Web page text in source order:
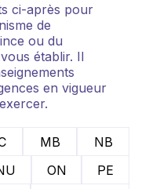
ci-après pour
de
ou du
établir. Il
en vigueur
MB
NB
ON
PE